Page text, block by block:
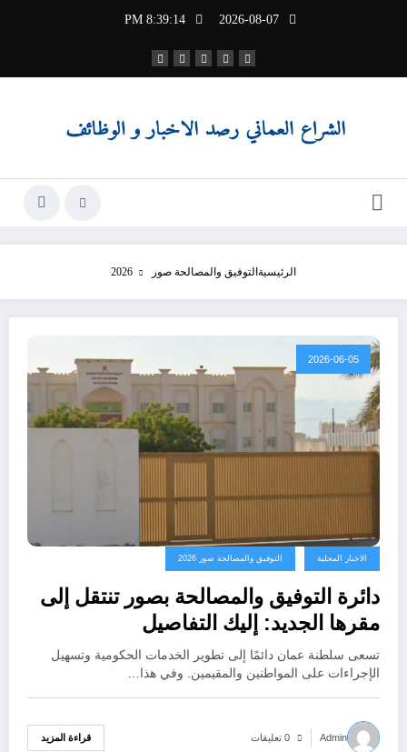
2026-08-07
8:39:15 PM
الرئيسيةالتوفيق والمصالحة صور 2026
2026-06-05
الاخبار المحلية التوفيق والمصالحة صور 2026
دائرة التوفيق والمصالحة بصور تنتقل إلى
مقرها الجديد: إليك التفاصيل
تسعى سلطنة عمان دائمًا إلى تطوير الخدمات الحكومية وتسهيل
الإجراءات على المواطنين والمقيمين. وفي هذا…
Admin 0 تعليقات قراءة المزيد